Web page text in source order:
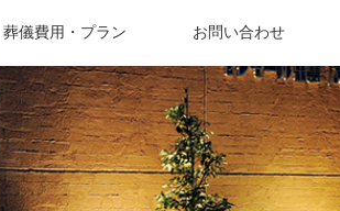
葬儀費用・プラン お問い合わせ